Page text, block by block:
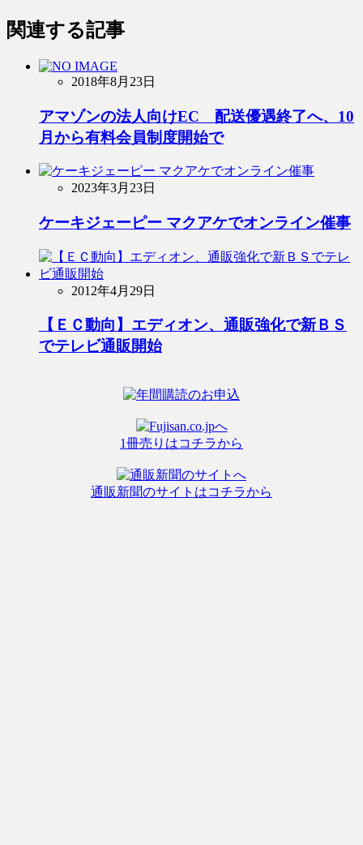
関連する記事
2018年8月23日
アマゾンの法人向けEC 配送優遇終了へ、10
月から有料会員制度開始で
2023年3月23日
ケーキジェーピー マクアケでオンライン催事
2012年4月29日
【ＥＣ動向】エディオン、通販強化で新ＢＳ
でテレビ通販開始
1冊売りはコチラから
通販新聞のサイトはコチラから